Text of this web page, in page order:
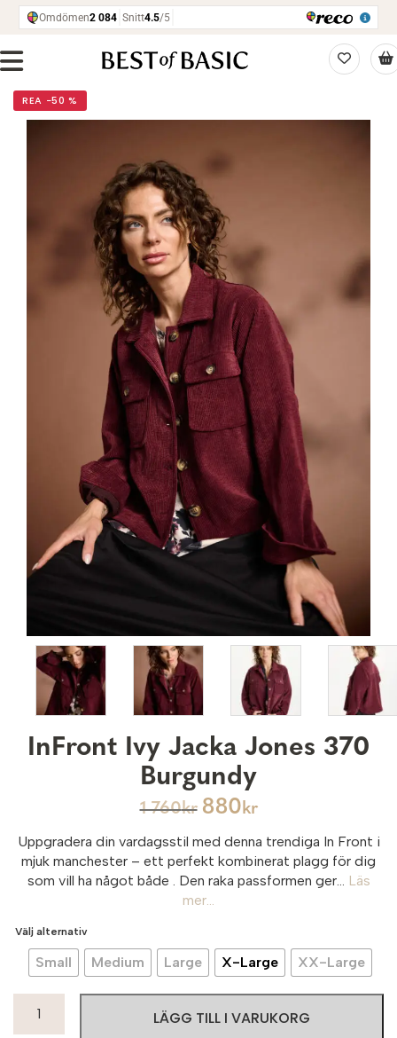
REA −50 %
InFront Ivy Jacka Jones 370
Burgundy
1 760kr 880 kr
Uppgradera din vardagsstil med denna trendiga In Front i
mjuk manchester – ett perfekt kombinerat plagg för dig
som vill ha något både
. Den raka passformen ger...
Läs
mer...
Välj alternativ
Small Medium Large X-Large XX-Large
LÄGG TILL I VARUKORG